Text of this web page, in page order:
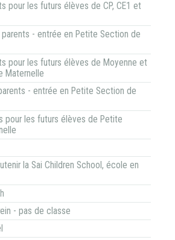
pour les futurs élèves de CP, CE1 et
parents - entrée en Petite Section de
pour les futurs élèves de Moyenne et
Maternelle
- entrée en Petite Section de
pour les futurs élèves de Petite
la Sai Children School, école en
- pas de classe